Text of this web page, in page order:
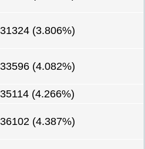
31324 (3.806%)
33596 (4.082%)
35114 (4.266%)
36102 (4.387%)